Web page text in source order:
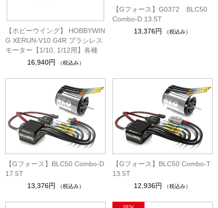
【ホビーウイング】 HOBBYWIN
G XERUN-V10 G4R ブラシレス
モーター【1/10, 1/12用】各種
16,940円
（税込み）
【Gフォース】G0372 BLC50
Combo-D 13.5T
13,376円
（税込み）
【Gフォース】BLC50 Combo-D
17.5T
13,376円
（税込み）
【Gフォース】BLC50 Combo-T
13.5T
12,936円
（税込み）